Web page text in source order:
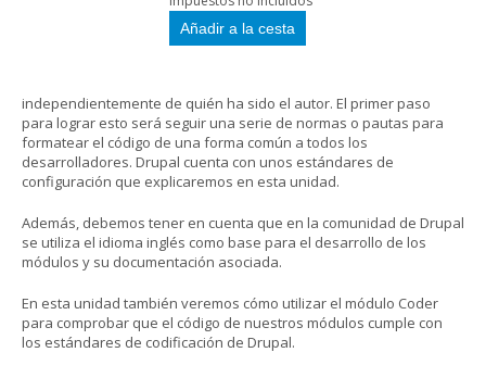
independientemente de quién ha sido el autor. El primer paso
para lograr esto será seguir una serie de normas o pautas para
formatear el código de una forma común a todos los
desarrolladores. Drupal cuenta con unos estándares de
configuración que explicaremos en esta unidad.
Además, debemos tener en cuenta que en la comunidad de Drupal
se utiliza el idioma inglés como base para el desarrollo de los
módulos y su documentación asociada.
En esta unidad también veremos cómo utilizar el módulo Coder
para comprobar que el código de nuestros módulos cumple con
los estándares de codificación de Drupal.